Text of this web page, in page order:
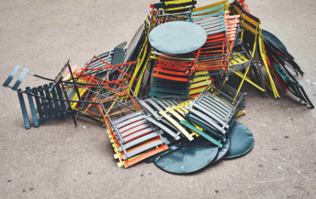
figure en haut du mail reçu lors de
la souscription de votre
abonnement.